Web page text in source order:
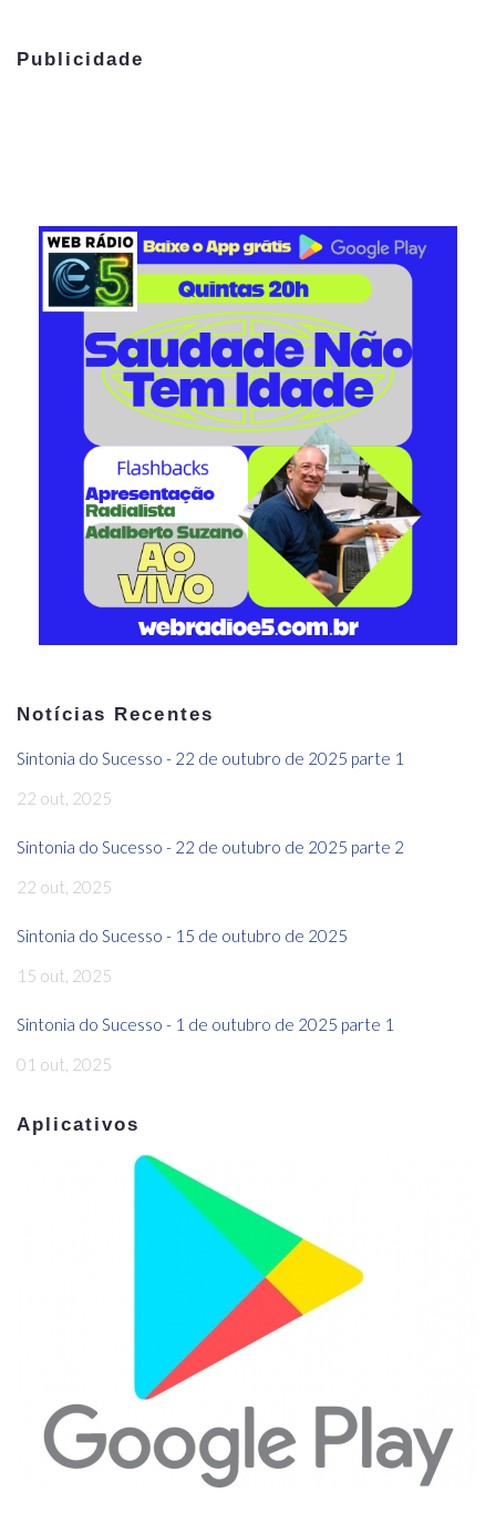
Publicidade
Notícias Recentes
Sintonia do Sucesso - 22 de outubro de 2025 parte 1
22 out, 2025
Sintonia do Sucesso - 22 de outubro de 2025 parte 2
22 out, 2025
Sintonia do Sucesso - 15 de outubro de 2025
15 out, 2025
Sintonia do Sucesso - 1 de outubro de 2025 parte 1
01 out, 2025
Aplicativos